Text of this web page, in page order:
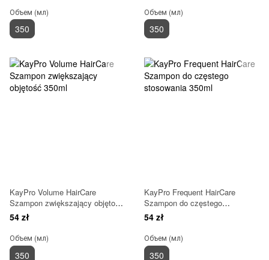
Объем (мл)
350
Объем (мл)
350
KayPro Volume HairCare
Szampon zwiększający objętość
350ml
54 zł
Объем (мл)
350
KayPro Frequent HairCare
Szampon do częstego
stosowania 350ml
54 zł
Объем (мл)
350